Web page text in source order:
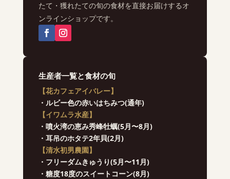
たて・獲れたての旬の食材を直接お届けするオ
ンラインショップです。
生産者一覧と食材の旬
【花カフェアイバレー】
・ルビー色の赤いはちみつ(通年)
【イワムラ水産】
・噴火湾の恵み秀峰牡蠣(5月〜8月)
・耳吊のホタテ2年貝(2月)
【清水初男農園】
・フリーダムきゅうり(5月〜11月)
・糖度18度のスイートコーン(8月)